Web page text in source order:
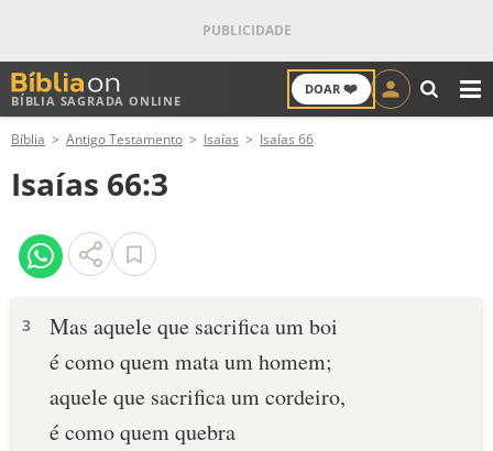
BÍBLIA SAGRADA ONLINE
DOAR ❤️
ANTIGO TESTAMENTO
NOVO TESTAMENTO
VERSÍCULOS
PALAVRA DO DIA
SALMO DO DIA
Bíblia Antigo Testamento Isaías Isaías 66
Isaías 66:3
3
Mas aquele que sacrifica um boi
é como quem mata um homem;
aquele que sacrifica um cordeiro,
é como quem quebra